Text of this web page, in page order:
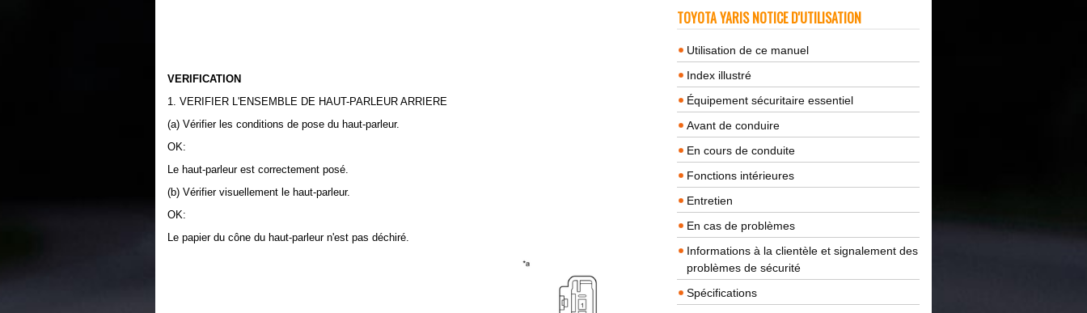
VERIFICATION
1. VERIFIER L'ENSEMBLE DE HAUT-PARLEUR ARRIERE
(a) Vérifier les conditions de pose du haut-parleur.
OK:
Le haut-parleur est correctement posé.
(b) Vérifier visuellement le haut-parleur.
OK:
Le papier du cône du haut-parleur n'est pas déchiré.
TOYOTA YARIS NOTICE D'UTILISATION
Utilisation de ce manuel
Index illustré
Équipement sécuritaire essentiel
Avant de conduire
En cours de conduite
Fonctions intérieures
Entretien
En cas de problèmes
Informations à la clientèle et signalement des
problèmes de sécurité
Spécifications